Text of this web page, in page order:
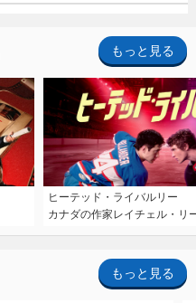
もっと見る
ヒーテッド・ライバルリー
カナダの作家レイチェル・リ
もっと見る